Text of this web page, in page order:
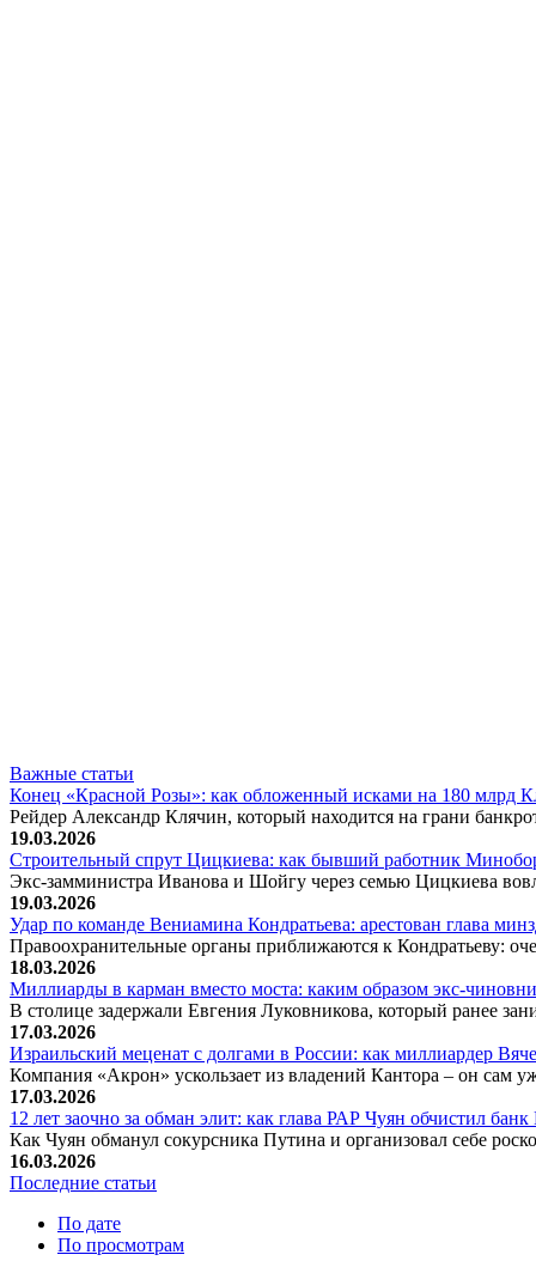
Важные статьи
Конец «Красной Розы»: как обложенный исками на 180 млрд
Рейдер Александр Клячин, который находится на грани
19.03.2026
Строительный спрут Цицкиева: как бывший работник
Экс-замминистра Иванова и Шойгу через семью Цицкиева
19.03.2026
Удар по команде Вениамина Кондратьева: арестован глава
Правоохранительные органы приближаются к Кондратьеву:
18.03.2026
Миллиарды в карман вместо моста: каким образом экс-
В столице задержали Евгения Луковникова, который ранее
17.03.2026
Израильский меценат с долгами в России: как миллиардер
Компания «Акрон» ускользает из владений Кантора – он сам
17.03.2026
12 лет заочно за обман элит: как глава РАР Чуян обчистил
Как Чуян обманул сокурсника Путина и организовал себе
16.03.2026
Последние статьи
По дате
По просмотрам